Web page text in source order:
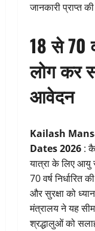
जानकारी प्राप्त
18 से 70
लोग कर
आवेदन
Kailash
Dates 2026 :
यात्रा के लिए आयु
70 वर्ष निर्धारित
और सुरक्षा को
मंत्रालय ने यह
श्रद्धालुओं को